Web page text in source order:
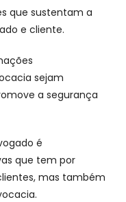
que sustentam a
e cliente.
sejam
a segurança
é
que tem por
mas também